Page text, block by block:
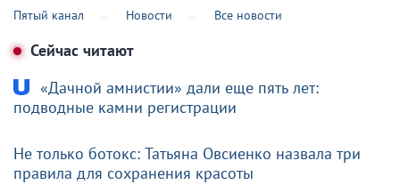
Пятый канал Новости Все новости
Сейчас читают
«Дачной амнистии» дали еще пять лет:
подводные камни регистрации
Не только ботокс: Татьяна Овсиенко назвала три
правила для сохранения красоты